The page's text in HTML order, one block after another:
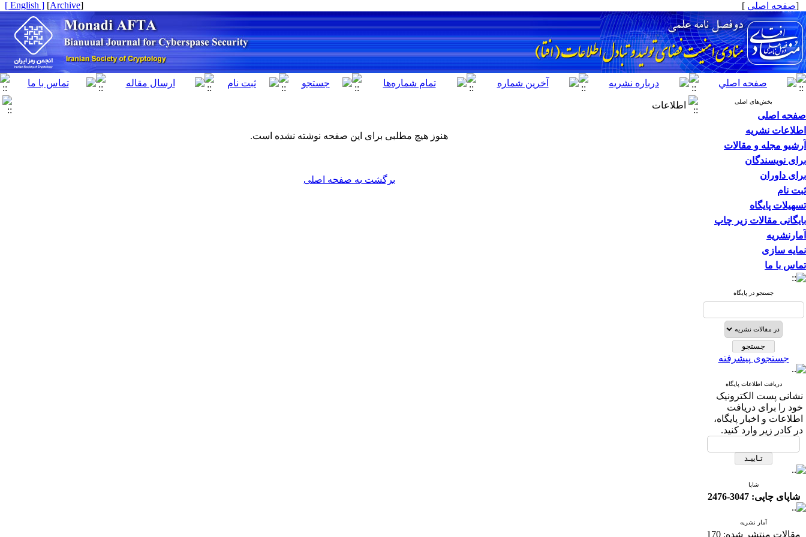
[صفحه اصلی ]
[
Archive
]
[ English ]
بخش‌های اصلی
صفحه اصلی
اطلاعات نشریه
آرشیو مجله و مقالات
برای نویسندگان
برای داوران
ثبت نام
تسهیلات پایگاه
بایگانی مقالات زیر چاپ
آمارنشریه
نمایه سازی
تماس با ما
جستجو در پایگاه
جستجوی پیشرفته
دریافت اطلاعات پایگاه
نشانی پست الکترونیک
خود را برای دریافت
اطلاعات و اخبار پایگاه،
در کادر زیر وارد کنید.
شاپا
شاپای چاپی: 3047-2476
آمار نشریه
مقالات منتشر شده: 170
اطلاعات
هنوز هیچ مطلبی برای این صفحه نوشته نشده است.
برگشت به صفحه اصلی